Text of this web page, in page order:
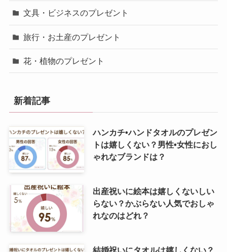
文具・ビジネスのプレゼント
旅行・お土産のプレゼント
花・植物のプレゼント
新着記事
ハンカチ•ハンドタオルのプレゼン
トは嬉しくない？男性•女性におし
ゃれなブランドは？
出産祝いに絵本は嬉しくないしい
らない？かぶらない人気でおしゃ
れなのはどれ？
結婚祝いにタオルは嬉しくない？